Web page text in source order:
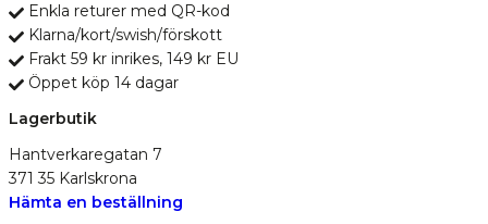
Enkla returer med QR-kod
Klarna/kort/swish/förskott
Frakt 59 kr inrikes, 149 kr EU
Öppet köp 14 dagar
Lagerbutik
Hantverkaregatan 7
371 35 Karlskrona
Hämta en beställning